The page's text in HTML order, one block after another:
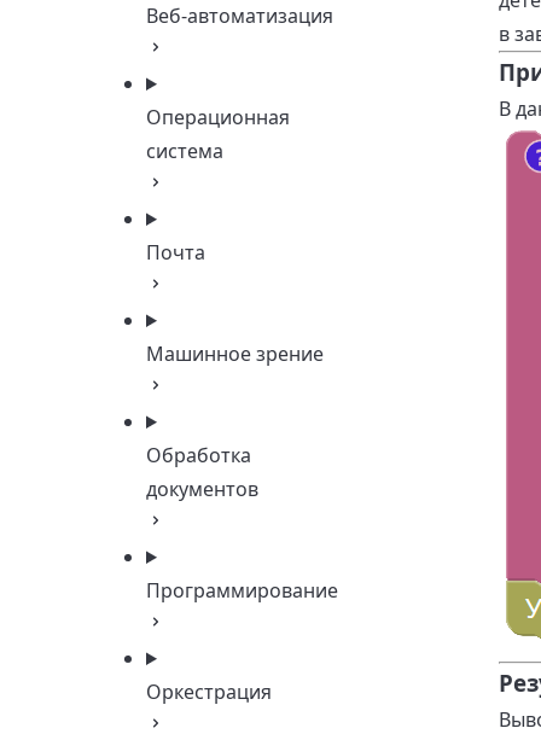
Веб-автоматизация
Операционная
система
Почта
Машинное зрение
Обработка
документов
Программирование
Оркестрация
в
В